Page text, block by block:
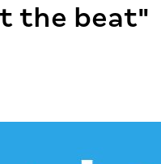
the beat"